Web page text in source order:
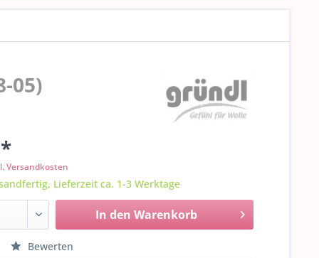
05)
Versandkosten
Lieferzeit ca. 1-3 Werktage
In den Warenkorb
Bewerten